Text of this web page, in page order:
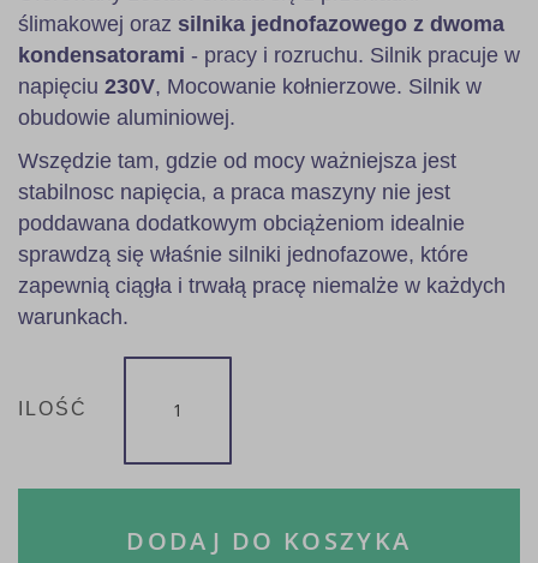
ślimakowej oraz silnika jednofazowego z dwoma
kondensatorami - pracy i rozruchu. Silnik pracuje w
napięciu 230V, Mocowanie kołnierzowe. Silnik w
obudowie aluminiowej.
Wszędzie tam, gdzie od mocy ważniejsza jest
stabilnosc napięcia, a praca maszyny nie jest
poddawana dodatkowym obciążeniom idealnie
sprawdzą się właśnie silniki jednofazowe, które
zapewnią ciągła i trwałą pracę niemalże w każdych
warunkach.
ILOŚĆ
DODAJ DO KOSZYKA